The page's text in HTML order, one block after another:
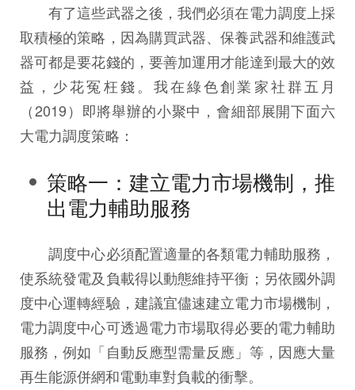
有了這些武器之後，我們必須在電力調度上採
取積極的策略，因為購買武器、保養武器和維護武
器可都是要花錢的，要善加運用才能達到最大的效
益，少花冤枉錢。我在綠色創業家社群五月
（2019）即將舉辦的小聚中，會細部展開下面六
大電力調度策略：
策略一：建立電力市場機制，推
出電力輔助服務
調度中心必須配置適量的各類電力輔助服務，
使系統發電及負載得以動態維持平衡；另依國外調
度中心運轉經驗，建議宜儘速建立電力市場機制，
電力調度中心可透過電力市場取得必要的電力輔助
服務，例如「自動反應型需量反應」等，因應大量
再生能源併網和電動車對負載的衝擊。